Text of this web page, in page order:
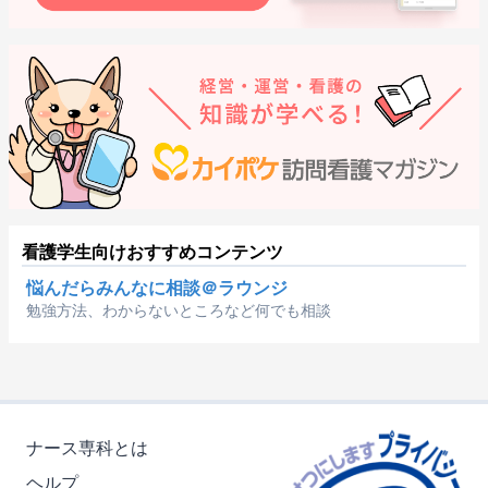
看護学生向けおすすめコンテンツ
悩んだらみんなに相談＠ラウンジ
勉強方法、わからないところなど何でも相談
ナース専科とは
ヘルプ